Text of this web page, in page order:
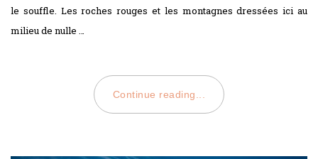
le souffle. Les roches rouges et les montagnes dressées ici au
milieu de nulle …
Continue reading...